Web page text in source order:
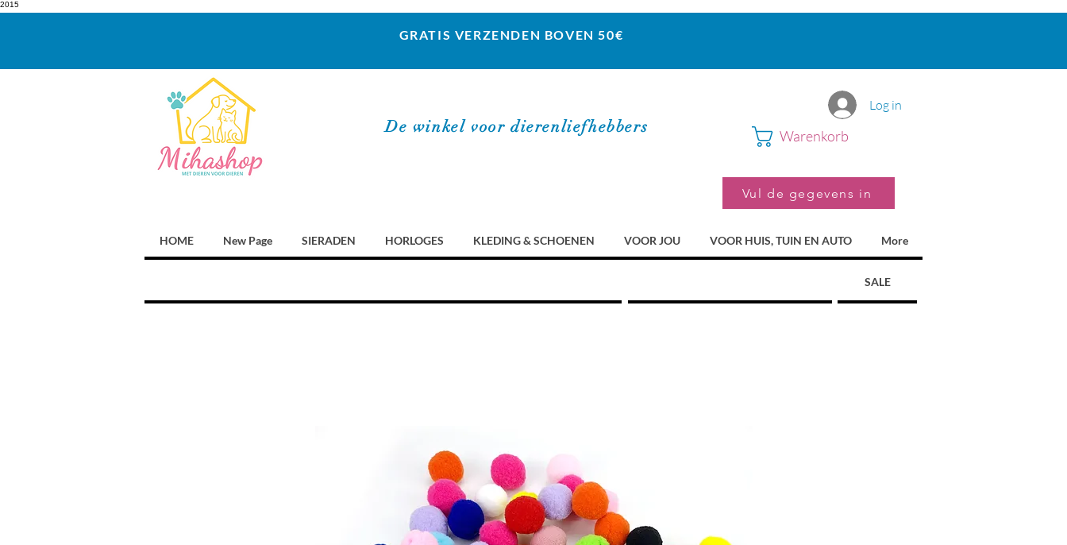
2015
GRATIS VERZENDEN BOVEN 50€
De winkel voor dierenliefhebbers
Log in
Warenkorb
Vul de gegevens in
HOME New Page SIERADEN HORLOGES KLEDING & SCHOENEN VOOR JOU VOOR HUIS, TUIN EN AUTO More
SALE